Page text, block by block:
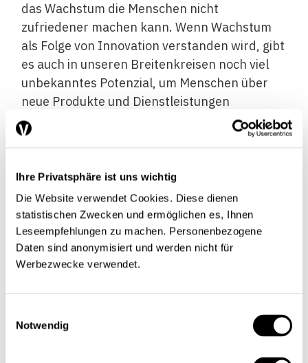
Ihre Privatsphäre ist uns wichtig
Die Website verwendet Cookies. Diese dienen
statistischen Zwecken und ermöglichen es, Ihnen
Leseempfehlungen zu machen. Personenbezogene
Daten sind anonymisiert und werden nicht für
Werbezwecke verwendet.
Notwendig
das Wachstum die Menschen nicht
zufriedener machen kann. Wenn Wachstum
als Folge von Innovation verstanden wird, gibt
es auch in unseren Breitenkreisen noch viel
unbekanntes Potenzial, um Menschen über
neue Produkte und Dienstleistungen
glücklicher zu machen.
Volkswirtschaft Wirtschaftswachstum?
Binswanger:Beim Wohlstandsniveau der
Schweiz ist die Frage berechtigt. Das
Wachstum macht die Menschen nicht
zufriedener, wie die Forschung zeigt. Auf der
anderen Seite würde die Wirtschaft ohne
Wirtschaft real wächst. Stellen wir uns die